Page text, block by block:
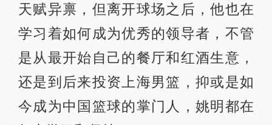
天赋异禀，但离开球场之后，他也在
学习着如何成为优秀的领导者，不管
是从最开始自己的餐厅和红酒生意，
还是到后来投资上海男篮，抑或是如
今成为中国篮球的掌门人，姚明都在